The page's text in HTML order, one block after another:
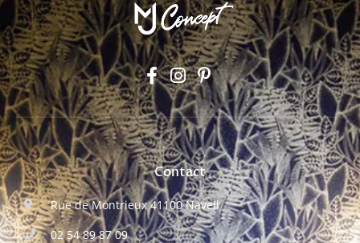
Contact
Rue de Montrieux 41100 Naveil
02 54 89 87 09